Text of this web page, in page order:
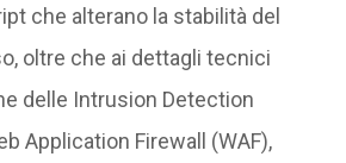
che alterano la stabilità del
oltre che ai dettagli tecnici
delle Intrusion Detection
Application Firewall (WAF),